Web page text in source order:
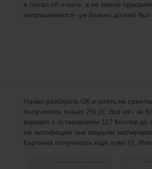
я писал об откате, а не смене
напрашивается- уж больно долгий
Начал разбирать ОК и опять не
получилось только 2% (((. Всё из - за
вариант с оставлением 117 Коллов
на экспирацию они закрыли
Картинка получилась ещё хуже (((.